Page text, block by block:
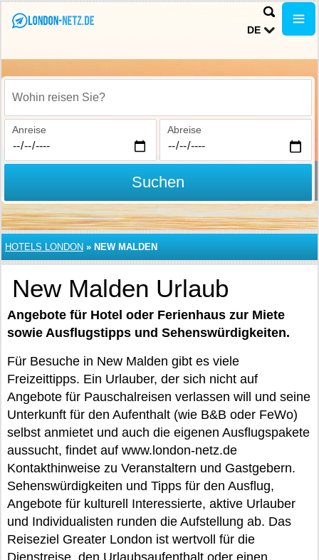
DE
Wohin reisen Sie?
Anreise Abreise
Suchen
HOTELS LONDON » NEW MALDEN
New Malden Urlaub
Angebote für Hotel oder Ferienhaus zur Miete
sowie Ausflugstipps und Sehenswürdigkeiten.
Für Besuche in New Malden gibt es viele
Freizeittipps. Ein Urlauber, der sich nicht auf
Angebote für Pauschalreisen verlassen will und seine
Unterkunft für den Aufenthalt (wie B&B oder FeWo)
selbst anmietet und auch die eigenen Ausflugspakete
aussucht, findet auf www.london-netz.de
Kontakthinweise zu Veranstaltern und Gastgebern.
Sehenswürdigkeiten und Tipps für den Ausflug,
Angebote für kulturell Interessierte, aktive Urlauber
und Individualisten runden die Aufstellung ab. Das
Reiseziel Greater London ist wertvoll für die
Dienstreise, den Urlaubsaufenthalt oder einen